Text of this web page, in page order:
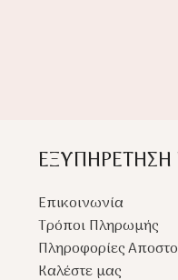
Επικοινωνία
Τρόποι Πληρωμής
Πληροφορίες
Καλέστε μας